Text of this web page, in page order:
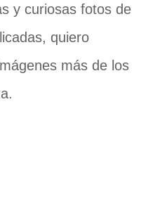
y curiosas fotos de
quiero
más de los